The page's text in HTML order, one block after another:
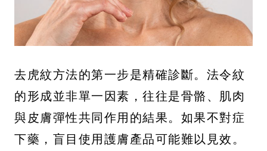
去虎紋方法的第一步是精確診斷。法令紋
的形成並非單一因素，往往是骨骼、肌肉
與皮膚彈性共同作用的結果。如果不對症
下藥，盲目使用護膚產品可能難以見效。